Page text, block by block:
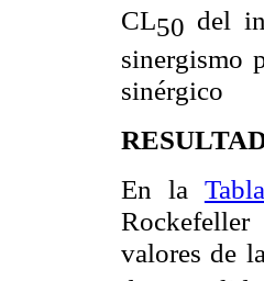
CL50 del
sinergismo
sinérgico
En la
valores de